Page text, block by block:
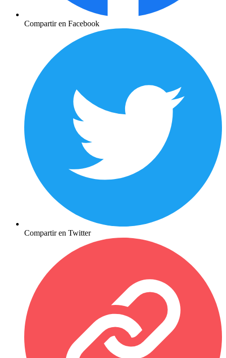
Compartir en Facebook
Compartir en Twitter